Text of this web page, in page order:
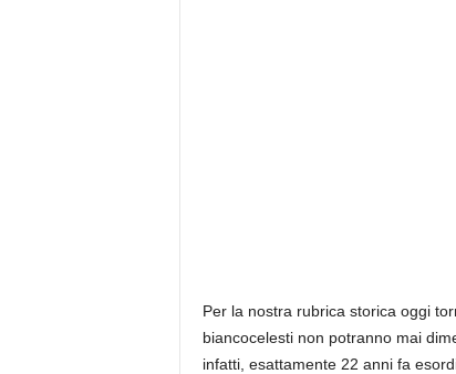
Per la nostra rubrica storica oggi
biancocelesti non potranno mai
infatti, esattamente 22 anni fa